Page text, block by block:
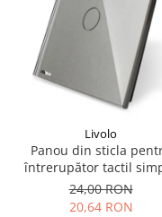
Livolo
Panou din sticla
întrerupător tactil
Livolo
24,00 RON
20,64 RON